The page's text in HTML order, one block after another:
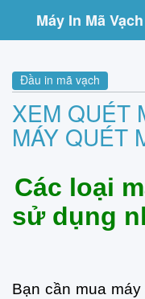
Máy In Mã
Đầu in mã vạch
XEM QUÉT
MÁY QUÉT
Các loại
sử dụng
Bạn cần mua